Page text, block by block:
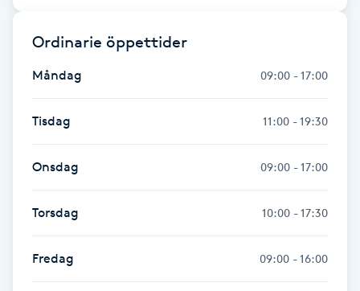
Hot yoga
Hudföryngring
Huduppstramning
Hudvård
Hyaluronsyra
Hyperhidros
Ordinarie öppettider
Måndag 09:00 - 17:00
Tisdag 11:00 - 19:30
Onsdag 09:00 - 17:00
Torsdag 10:00 - 17:30
Fredag 09:00 - 16:00